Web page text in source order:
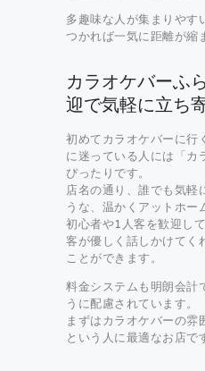
多趣味な人が集まりやす
つかれば一気に距離が縮
カラオケバーふ
迎で気軽に立ち
初めてカラオケバーに行
に迷っている人には「カ
ぴったりです。
店名の通り、誰でも気軽
うな、温かくアットホー
初心者や1人客を歓迎し
客が優しく話しかけてく
ことができます。
料金システムも明朗会計
うに配慮されています。
まずはカラオケバーの雰
という人に最適なお店で